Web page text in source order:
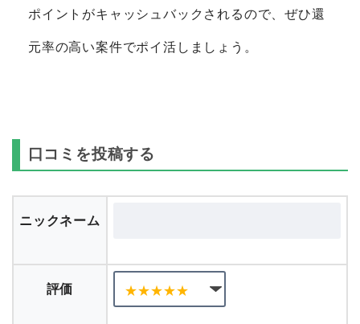
ポイントがキャッシュバックされるので、ぜひ還
元率の高い案件でポイ活しましょう。
口コミを投稿する
ニックネーム
評価